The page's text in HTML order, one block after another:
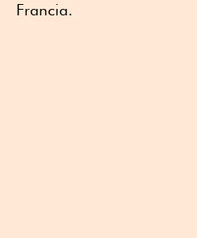
Francia.